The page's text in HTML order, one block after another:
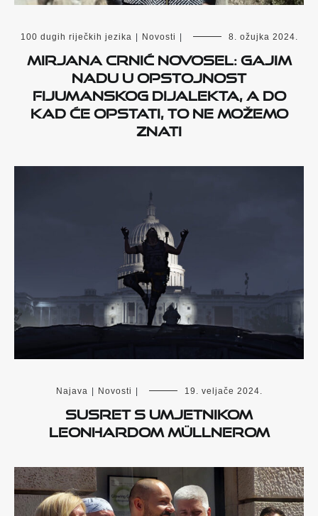
100 dugih riječkih jezika Novosti 8. ožujka 2024.
Mirjana Crnić Novosel: Gajim
nadu u opstojnost
fijumanskog dijalekta, a do
kad će opstati, to ne možemo
znati
Najava Novosti 19. veljače 2024.
Susret s umjetnikom
Leonhardom Müllnerom